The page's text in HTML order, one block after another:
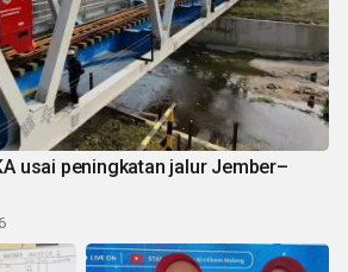
usai peningkatan jalur Jember–